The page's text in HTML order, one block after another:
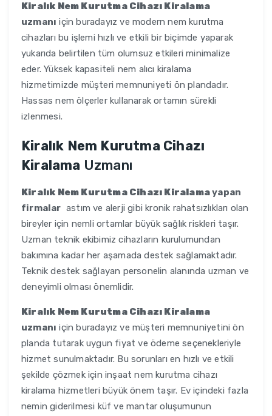
Kiralık Nem Kurutma Cihazı Kiralama
uzmanı için buradayız ve modern nem kurutma
cihazları bu işlemi hızlı ve etkili bir biçimde yaparak
yukarıda belirtilen tüm olumsuz etkileri minimalize
eder. Yüksek kapasiteli nem alıcı kiralama
hizmetimizde müşteri memnuniyeti ön plandadır.
Hassas nem ölçerler kullanarak ortamın sürekli
izlenmesi.
Kiralık Nem Kurutma Cihazı
Kiralama Uzmanı
Kiralık Nem Kurutma Cihazı Kiralamayapan
firmalar astım ve alerji gibi kronik rahatsızlıkları olan
bireyler için nemli ortamlar büyük sağlık riskleri taşır.
Uzman teknik ekibimiz cihazların kurulumundan
bakımına kadar her aşamada destek sağlamaktadır.
Teknik destek sağlayan personelin alanında uzman ve
deneyimli olması önemlidir.
Kiralık Nem Kurutma Cihazı Kiralama
uzmanı için buradayız ve müşteri memnuniyetini ön
planda tutarak uygun fiyat ve ödeme seçenekleriyle
hizmet sunulmaktadır. Bu sorunları en hızlı ve etkili
şekilde çözmek için inşaat nem kurutma cihazı
kiralama hizmetleri büyük önem taşır. Ev içindeki fazla
nemin giderilmesi küf ve mantar oluşumunun